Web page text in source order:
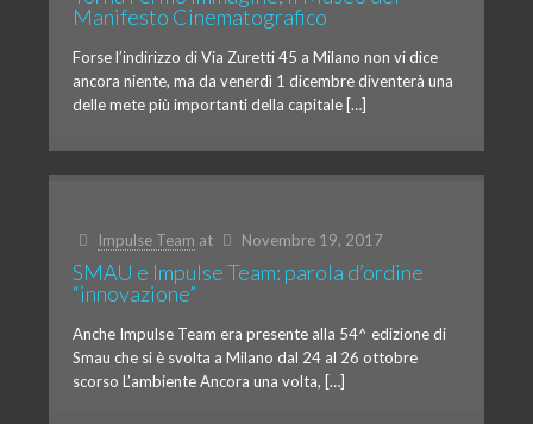
Manifesto Cinematografico
Forse l’indirizzo di Via Zuretti 45 a Milano non vi dice
ancora niente, ma da venerdì 1 dicembre diventerà una
delle mete più importanti della capitale […]
Impulse Team at Novembre 19, 2017
SMAU e Impulse Team: parola d’ordine
“innovazione”
Anche Impulse Team era presente alla 54^ edizione di
Smau che si è svolta a Milano dal 24 al 26 ottobre
scorso L’ambiente Ancora una volta, […]